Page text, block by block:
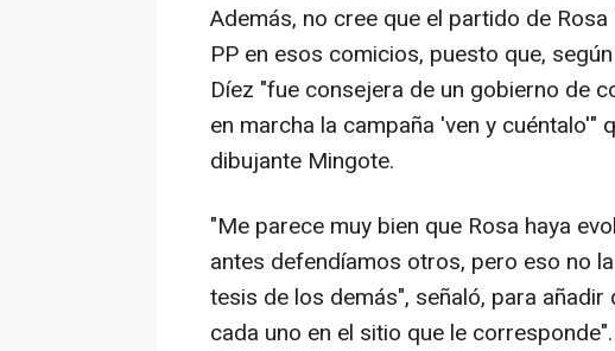
Además, no cree que el partido de
PP en esos comicios, puesto que,
Díez "fue consejera de un gobierno de
en marcha la campaña 'ven y cuéntalo'"
dibujante Mingote.
"Me parece muy bien que Rosa haya
antes defendíamos otros, pero eso no
tesis de los demás", señaló, para
cada uno en el sitio que le corresponde".